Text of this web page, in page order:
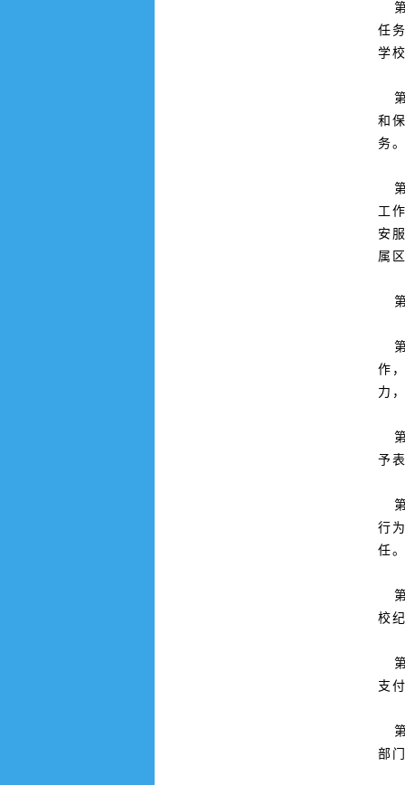
第
任
学
第
和
务。
第
工
安
属
第
第
作
力
第
予
第
行
任。
第
校
第
支
第
部